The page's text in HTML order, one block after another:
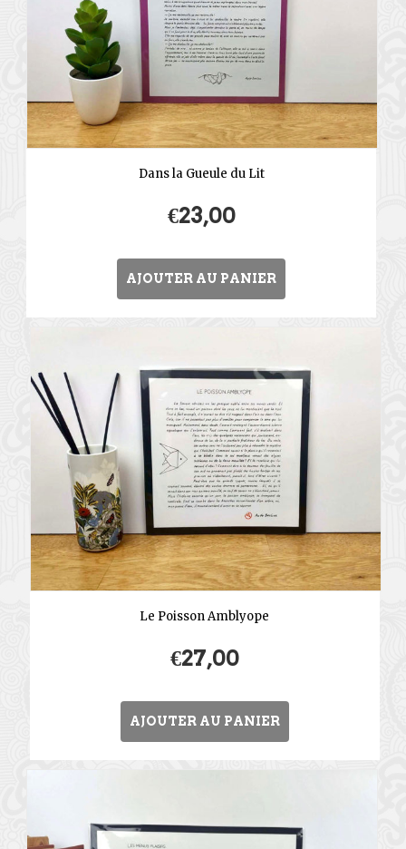
Dans la Gueule du Lit
€23,00
AJOUTER AU PANIER
Le Poisson Amblyope
€27,00
AJOUTER AU PANIER